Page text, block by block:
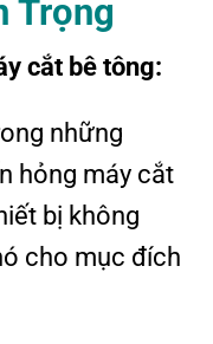
Trọng
cắt bê tông:
những
hỏng máy cắt
bị không
cho mục đích